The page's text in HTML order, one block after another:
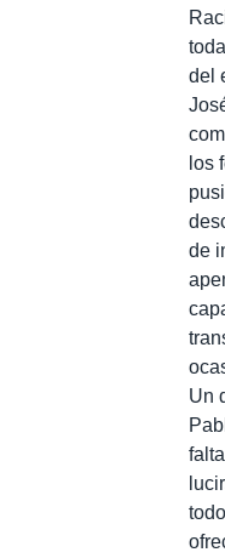
del
los
de
Un